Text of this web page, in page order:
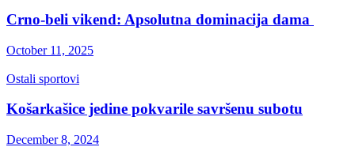
Crno-beli vikend: Apsolutna dominacija dama
October 11, 2025
Ostali sportovi
Košarkašice jedine pokvarile savršenu subotu
December 8, 2024